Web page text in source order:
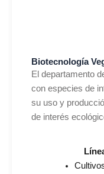
Biotecnología
El departamento
con especies de
su uso y
de interés